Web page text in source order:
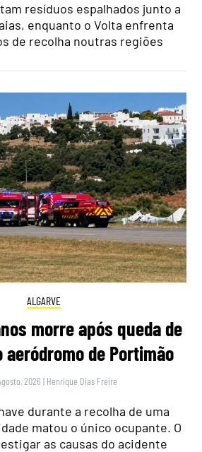
resíduos espalhados junto a
enquanto o Volta enfrenta
de recolha noutras regiões
ALGARVE
morre após queda de
aeródromo de Portimão
2026 | Henrique Dias Freire
durante a recolha de uma
matou o único ocupante. O
as causas do acidente